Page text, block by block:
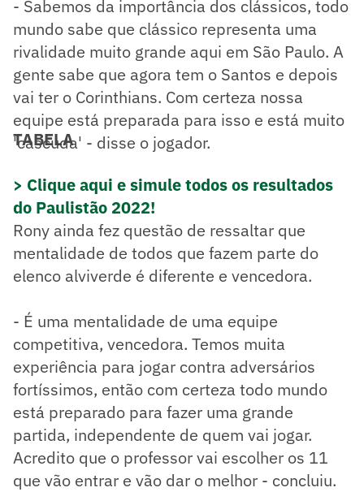
- Sabemos da importância dos clássicos, todo
mundo sabe que clássico representa uma
rivalidade muito grande aqui em São Paulo. A
gente sabe que agora tem o Santos e depois
vai ter o Corinthians. Com certeza nossa
equipe está preparada para isso e está muito
'cascuda' - disse o jogador.
TABELA
> Clique aqui e simule todos os resultados
do Paulistão 2022!
Rony ainda fez questão de ressaltar que
mentalidade de todos que fazem parte do
elenco alviverde é diferente e vencedora.
- É uma mentalidade de uma equipe
competitiva, vencedora. Temos muita
experiência para jogar contra adversários
fortíssimos, então com certeza todo mundo
está preparado para fazer uma grande
partida, independente de quem vai jogar.
Acredito que o professor vai escolher os 11
que vão entrar e vão dar o melhor - concluiu.